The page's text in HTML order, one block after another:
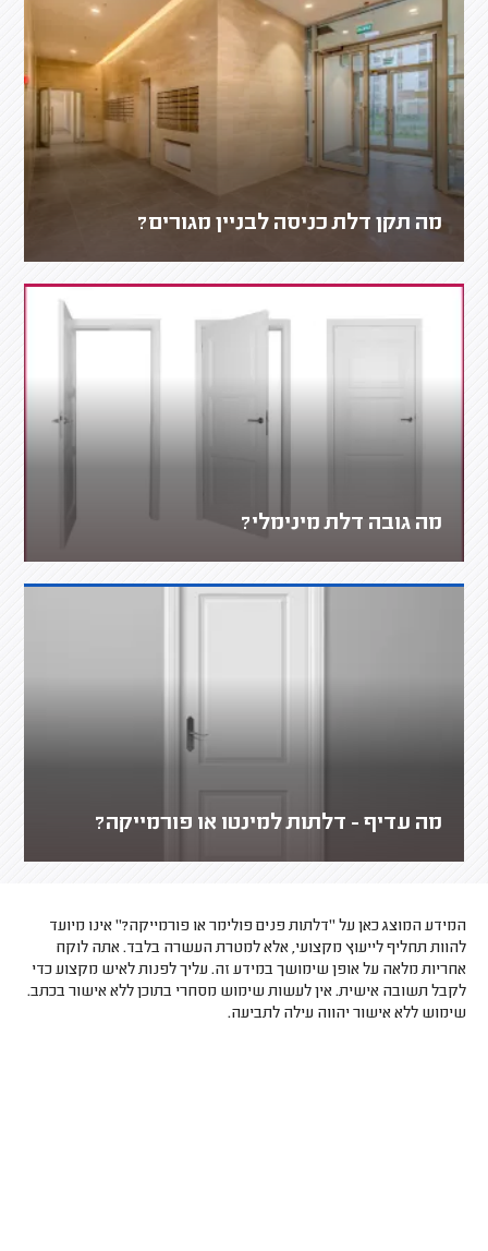
מה תקן דלת כניסה לבניין מגורים?
מה גובה דלת מינימלי?
מה עדיף - דלתות למינטו או פורמייקה?
המידע המוצג כאן על "דלתות פנים פולימר או פורמייקה?" אינו מיועד
להוות תחליף לייעוץ מקצועי, אלא למטרת העשרה בלבד. אתה לוקח
אחריות מלאה על אופן שימושך במידע זה. עליך לפנות לאיש מקצוע כדי
לקבל תשובה אישית. אין לעשות שימוש מסחרי בתוכן ללא אישור בכתב.
שימוש ללא אישור יהווה עילה לתביעה.